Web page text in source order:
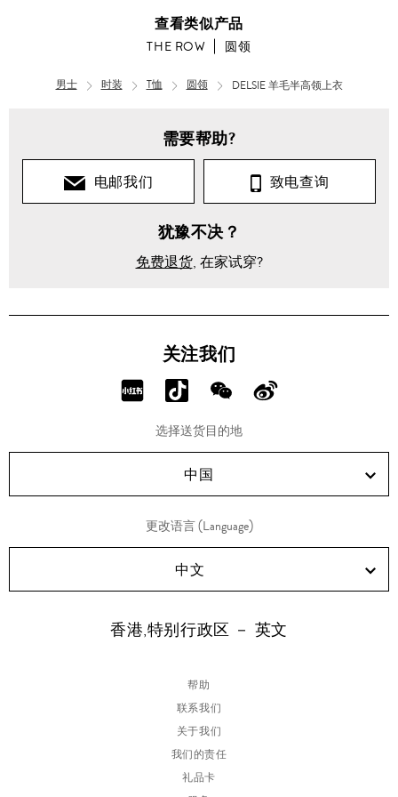
查看类似产品
THE ROW 圆领
男士 时装 T恤 圆领 DELSIE 羊毛半高领上衣
需要帮助?
电邮我们 致电查询
犹豫不决？
免费退货, 在家试穿?
关注我们
分
RED!
分
享
Douyin!
分
享
WeChat!
分
Weibo!
选择送货目的地
中国
更改语言 (Language)
中文
香港,特别行政区 － 英文
帮助
联系我们
关于我们
我们的责任
礼品卡